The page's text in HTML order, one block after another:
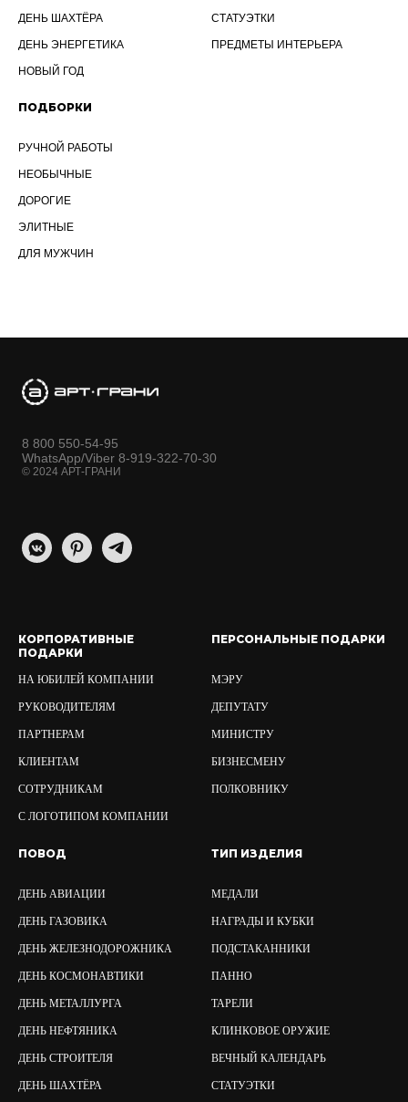
ДЕНЬ ШАХТЁРА
ДЕНЬ ЭНЕРГЕТИКА
НОВЫЙ ГОД
СТАТУЭТКИ
ПРЕДМЕТЫ ИНТЕРЬЕРА
ПОДБОРКИ
РУЧНОЙ РАБОТЫ
НЕОБЫЧНЫЕ
ДОРОГИЕ
ЭЛИТНЫЕ
ДЛЯ МУЖЧИН
8 800 550-54-95
WhatsApp/Viber 8-919-322-70-30
© 2024 АРТ-ГРАНИ
КОРПОРАТИВНЫЕ
ПОДАРКИ
НА ЮБИЛЕЙ КОМПАНИИ
РУКОВОДИТЕЛЯМ
ПАРТНЕРАМ
КЛИЕНТАМ
СОТРУДНИКАМ
С ЛОГОТИПОМ КОМПАНИИ
ПЕРСОНАЛЬНЫЕ ПОДАРКИ
МЭРУ
ДЕПУТАТУ
МИНИСТРУ
БИЗНЕСМЕНУ
ПОЛКОВНИКУ
ПОВОД
ДЕНЬ АВИАЦИИ
ДЕНЬ ГАЗОВИКА
ДЕНЬ ЖЕЛЕЗНОДОРОЖНИКА
ДЕНЬ КОСМОНАВТИКИ
ДЕНЬ МЕТАЛЛУРГА
ДЕНЬ НЕФТЯНИКА
ДЕНЬ СТРОИТЕЛЯ
ДЕНЬ ШАХТЁРА
ТИП ИЗДЕЛИЯ
МЕДАЛИ
НАГРАДЫ И КУБКИ
ПОДСТАКАННИКИ
ПАННО
ТАРЕЛИ
КЛИНКОВОЕ ОРУЖИЕ
ВЕЧНЫЙ КАЛЕНДАРЬ
СТАТУЭТКИ